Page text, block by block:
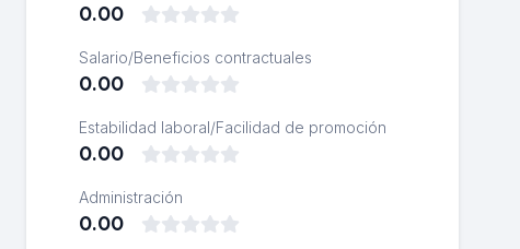
0.00
Salario/Beneficios contractuales
0.00
Estabilidad laboral/Facilidad de promoción
0.00
Administración
0.00